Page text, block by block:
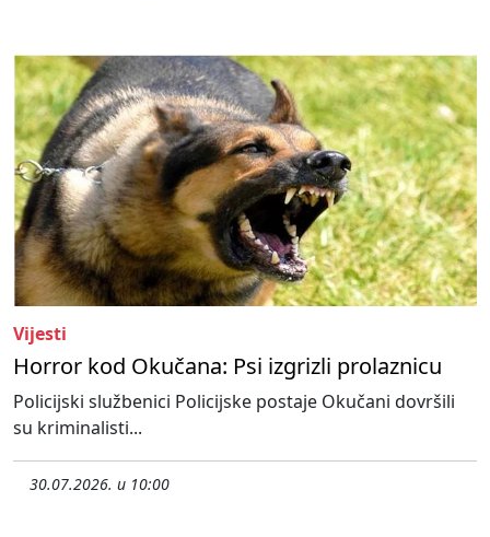
Vijesti
Horror kod Okučana: Psi izgrizli prolaznicu
Policijski službenici Policijske postaje Okučani dovršili
su kriminalisti...
30.07.2026. u 10:00